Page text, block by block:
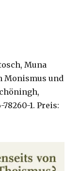
Muna
Monismus und
78260-1. Preis: